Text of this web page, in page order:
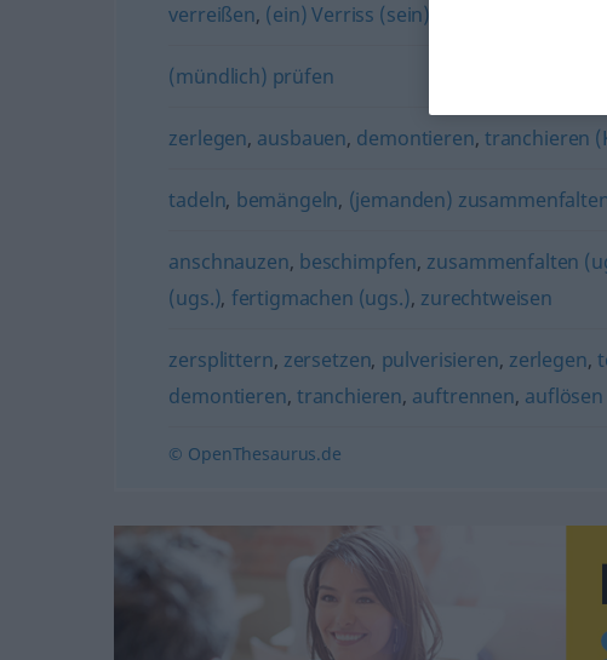
verreißen, (ein) Verriss (sein)
(mündlich) prüfen
zerlegen, ausbauen, demontieren, tranchieren
tadeln, bemängeln, (jemanden)
anschnauzen, beschimpfen, zusammenfalten
(ugs.), fertigmachen (ugs.), zurechtweisen
zersplittern, zersetzen, pulverisieren, zerlegen,
demontieren, tranchieren, auftrennen, auflösen
© OpenThesaurus.de